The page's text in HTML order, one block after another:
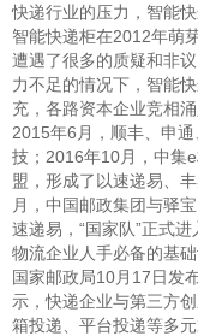
快递行业的压力，智能快
智能快递柜在2012年萌
遭遇了很多的质疑和非
力不足的情况下，智能
充，各路资本企业竞相
2015年6月，顺丰、申
技；2016年10月，中集
盟，形成了以速递易、
月，中国邮政集团与驿
速递易，“国家队”正式
物流企业人手必备的基础
国家邮政局10月17日发
示，快递企业与第三方
箱投递、平台投递等多